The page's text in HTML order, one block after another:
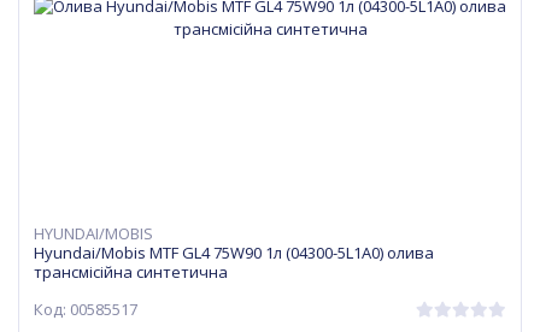
HYUNDAI/MOBIS
Hyundai/Mobis MTF GL4 75W90 1л (04300-5L1A0) олива
трансмісійна синтетична
Код: 00585517